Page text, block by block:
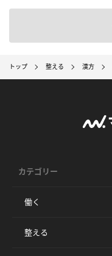
トップ 整える 漢方
カテゴリー
働く
整える